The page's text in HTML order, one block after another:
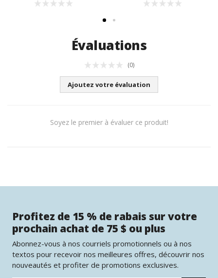
Évaluations
(0)
Ajoutez votre évaluation
Soyez le premier à évaluer ce produit!
Profitez de 15 % de rabais sur votre
prochain achat de 75 $ ou plus
Abonnez-vous à nos courriels promotionnels ou à nos
textos pour recevoir nos meilleures offres, découvrir nos
nouveautés et profiter de promotions exclusives.